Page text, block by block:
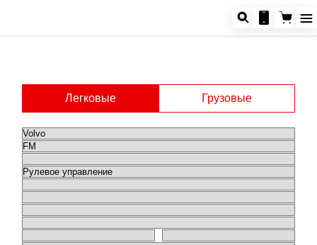
Легковые Грузовые